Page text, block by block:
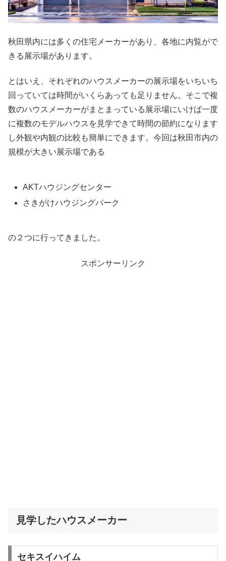
秋田県内には多くの住宅メーカーがあり、各地に内覧がで
きる展示場があります。
とはいえ、それぞれのハウスメーカーの展示場をいちいち
回っていては時間がいくらあっても足りません。そこで複
数のハウスメーカーがまとまっている展示場にいけば一度
に複数のモデルハウスを見学できて時間の節約になります
し外観や内観の比較も簡単にできます。今回は秋田市内の
規模が大きい展示場である
AKTハウジングセンター
さきがけハウジングパーク
の２つに行ってきました。
スポンサーリンク
見学したハウスメーカー
セキスイハイム